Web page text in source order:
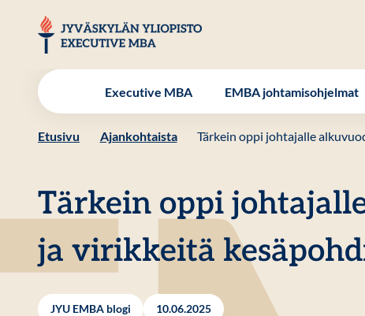
sisältöön
Executive MBA EMBA johtamisohjelmat
Etusivu Ajankohtaista Tärkein oppi johtajalle
Tärkein oppi
ja virikkeitä
JYU EMBA blogi 10.06.2025